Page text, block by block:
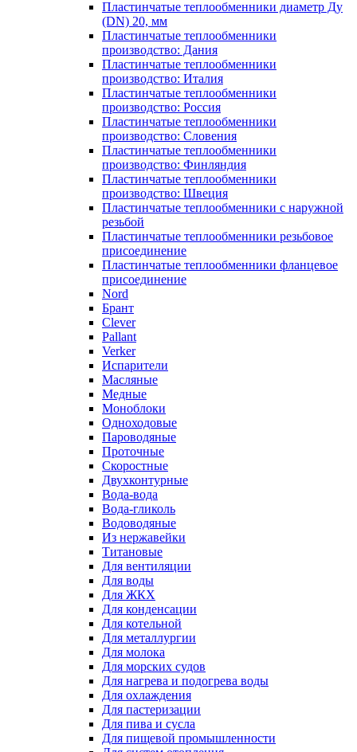
Пластинчатые теплообменники диаметр Ду
(DN) 20, мм
Пластинчатые теплообменники
производство: Дания
Пластинчатые теплообменники
производство: Италия
Пластинчатые теплообменники
производство: Россия
Пластинчатые теплообменники
производство: Словения
Пластинчатые теплообменники
производство: Финляндия
Пластинчатые теплообменники
производство: Швеция
Пластинчатые теплообменники с наружной
резьбой
Пластинчатые теплообменники резьбовое
присоединение
Пластинчатые теплообменники фланцевое
присоединение
Nord
Брант
Clever
Pallant
Verker
Испарители
Масляные
Медные
Моноблоки
Одноходовые
Пароводяные
Проточные
Скоростные
Двухконтурные
Вода-вода
Вода-гликоль
Водоводяные
Из нержавейки
Титановые
Для вентиляции
Для воды
Для ЖКХ
Для конденсации
Для котельной
Для металлургии
Для молока
Для морских судов
Для нагрева и подогрева воды
Для охлаждения
Для пастеризации
Для пива и сусла
Для пищевой промышленности